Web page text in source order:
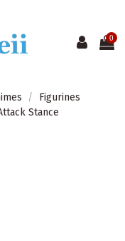
0
Figurines
Stance